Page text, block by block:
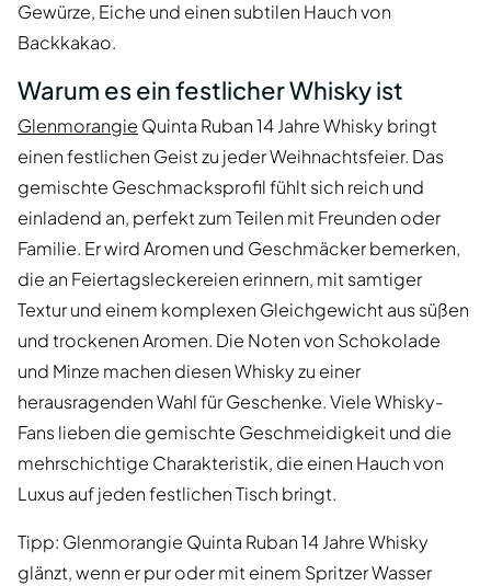
Gewürze, Eiche und einen subtilen Hauch von
Backkakao.
Warum es ein festlicher Whisky ist
Glenmorangie Quinta Ruban 14 Jahre Whisky bringt
einen festlichen Geist zu jeder Weihnachtsfeier. Das
gemischte Geschmacksprofil fühlt sich reich und
einladend an, perfekt zum Teilen mit Freunden oder
Familie. Er wird Aromen und Geschmäcker bemerken,
die an Feiertagsleckereien erinnern, mit samtiger
Textur und einem komplexen Gleichgewicht aus süßen
und trockenen Aromen. Die Noten von Schokolade
und Minze machen diesen Whisky zu einer
herausragenden Wahl für Geschenke. Viele Whisky-
Fans lieben die gemischte Geschmeidigkeit und die
mehrschichtige Charakteristik, die einen Hauch von
Luxus auf jeden festlichen Tisch bringt.
Tipp: Glenmorangie Quinta Ruban 14 Jahre Whisky
glänzt, wenn er pur oder mit einem Spritzer Wasser